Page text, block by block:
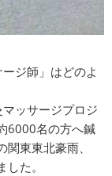
ジ師」はどのよ
ッサージプロジ
6000名の方へ鍼
東東北豪雨、
た。